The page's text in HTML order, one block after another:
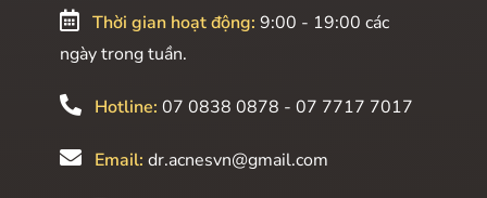
Thời gian hoạt động: 9:00 - 19:00 các
ngày trong tuần.
Hotline: 07 0838 0878 - 07 7717 7017
Email: dr.acnesvn@gmail.com